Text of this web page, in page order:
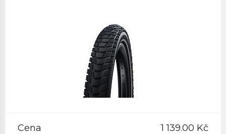
Cena 1 139.00 Kč